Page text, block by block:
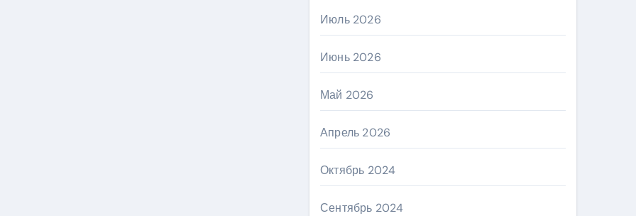
Июль 2026
Июнь 2026
Май 2026
Апрель 2026
Октябрь 2024
Сентябрь 2024